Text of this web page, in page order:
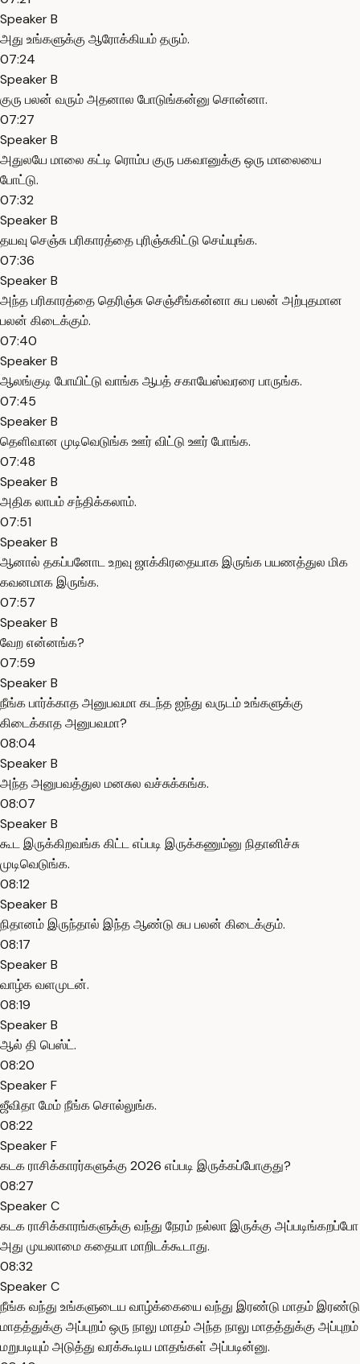
Speaker B
அது உங்களுக்கு ஆரோக்கியம் தரும்.
07:24
Speaker B
குரு பலன் வரும் அதனால போடுங்கன்னு சொன்னா.
07:27
Speaker B
அதுலயே மாலை கட்டி ரொம்ப குரு பகவானுக்கு ஒரு மாலையை
போட்டு.
07:32
Speaker B
தயவு செஞ்சு பரிகாரத்தை புரிஞ்சுகிட்டு செய்யுங்க.
07:36
Speaker B
அந்த பரிகாரத்தை தெரிஞ்சு செஞ்சீங்கன்னா சுப பலன் அற்புதமான
பலன் கிடைக்கும்.
07:40
Speaker B
ஆலங்குடி போயிட்டு வாங்க ஆபத் சகாயேஸ்வரரை பாருங்க.
07:45
Speaker B
தெளிவான முடிவெடுங்க ஊர் விட்டு ஊர் போங்க.
07:48
Speaker B
அதிக லாபம் சந்திக்கலாம்.
07:51
Speaker B
ஆனால் தகப்பனோட உறவு ஜாக்கிரதையாக இருங்க பயணத்துல மிக
கவனமாக இருங்க.
07:57
Speaker B
வேற என்னங்க?
07:59
Speaker B
நீங்க பார்க்காத அனுபவமா கடந்த ஐந்து வருடம் உங்களுக்கு
கிடைக்காத அனுபவமா?
08:04
Speaker B
அந்த அனுபவத்துல மனசுல வச்சுக்கங்க.
08:07
Speaker B
கூட இருக்கிறவங்க கிட்ட எப்படி இருக்கணும்னு நிதானிச்சு
முடிவெடுங்க.
08:12
Speaker B
நிதானம் இருந்தால் இந்த ஆண்டு சுப பலன் கிடைக்கும்.
08:17
Speaker B
வாழ்க வளமுடன்.
08:19
Speaker B
ஆல் தி பெஸ்ட்.
08:20
Speaker F
ஜீவிதா மேம் நீங்க சொல்லுங்க.
08:22
Speaker F
கடக ராசிக்காரர்களுக்கு 2026 எப்படி இருக்கப்போகுது?
08:27
Speaker C
கடக ராசிக்காரங்களுக்கு வந்து நேரம் நல்லா இருக்கு அப்படிங்கறப்போ
அது முயலாமை கதையா மாறிடக்கூடாது.
08:32
Speaker C
நீங்க வந்து உங்களுடைய வாழ்க்கையை வந்து இரண்டு மாதம் இரண்டு
மாதத்துக்கு அப்புறம் ஒரு நாலு மாதம் அந்த நாலு மாதத்துக்கு அப்புறம்
மறுபடியும் அடுத்து வரக்கூடிய மாதங்கள் அப்படின்னு.